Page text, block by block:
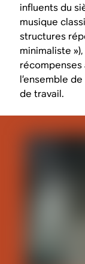
influents du
musique
structures
minimaliste
l’ensemble
de travail.